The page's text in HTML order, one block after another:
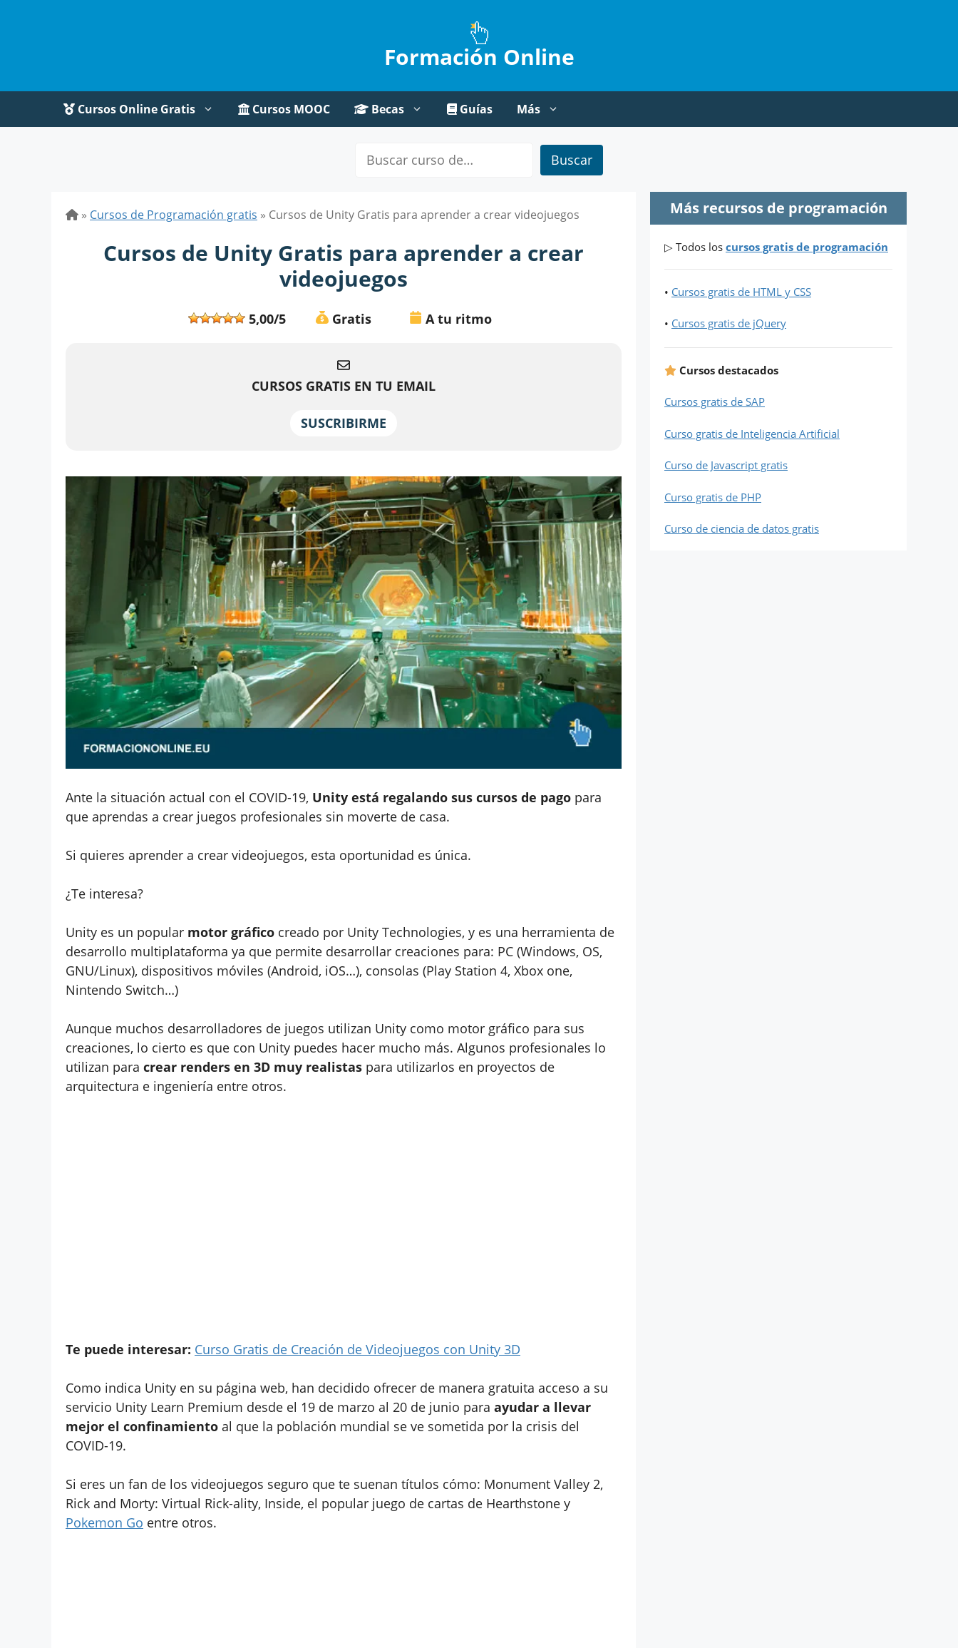
Formación Online
Cursos Online Gratis Cursos MOOC Becas Guías Más
Buscar
» Cursos de Programación gratis » Cursos de Unity Gratis para aprender a crear videojuegos
Cursos de Unity Gratis para aprender a crear
videojuegos
5,00/5 Gratis A tu ritmo
CURSOS GRATIS EN TU EMAIL
SUSCRIBIRME
Ante la situación actual con el COVID-19, Unity está regalando sus cursos de pago para
que aprendas a crear juegos profesionales sin moverte de casa.
Si quieres aprender a crear videojuegos, esta oportunidad es única.
¿Te interesa?
Unity es un popular motor gráfico creado por Unity Technologies, y es una herramienta de
desarrollo multiplataforma ya que permite desarrollar creaciones para: PC (Windows, OS,
GNU/Linux), dispositivos móviles (Android, iOS…), consolas (Play Station 4, Xbox one,
Nintendo Switch…)
Aunque muchos desarrolladores de juegos utilizan Unity como motor gráfico para sus
creaciones, lo cierto es que con Unity puedes hacer mucho más. Algunos profesionales lo
utilizan para crear renders en 3D muy realistas para utilizarlos en proyectos de
arquitectura e ingeniería entre otros.
Te puede interesar: Curso Gratis de Creación de Videojuegos con Unity 3D
Como indica Unity en su página web, han decidido ofrecer de manera gratuita acceso a su
servicio Unity Learn Premium desde el 19 de marzo al 20 de junio para ayudar a llevar
mejor el confinamiento al que la población mundial se ve sometida por la crisis del
COVID-19.
Si eres un fan de los videojuegos seguro que te suenan títulos cómo: Monument Valley 2,
Rick and Morty: Virtual Rick-ality, Inside, el popular juego de cartas de Hearthstone y
Pokemon Go entre otros.
Más recursos de programación
▷ Todos los cursos gratis de programación
• Cursos gratis de HTML y CSS
• Cursos gratis de jQuery
Cursos destacados
Cursos gratis de SAP
Curso gratis de Inteligencia Artificial
Curso de Javascript gratis
Curso gratis de PHP
Curso de ciencia de datos gratis